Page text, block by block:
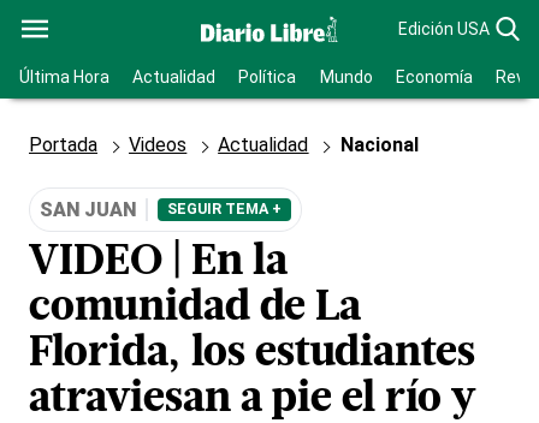
Edición USA
Última Hora Actualidad Política Mundo Economía
Portada Videos Actualidad Nacional
SAN JUAN SEGUIR TEMA +
VIDEO | En la
comunidad de La
Florida, los estudiantes
atraviesan a pie el río y